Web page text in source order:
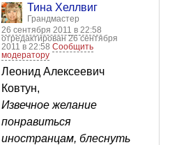
Тина Хеллвиг
Грандмастер
26 сентября 2011 в 22:58
отредактирован 26 сентября
2011 в 22:58 Сообщить
модератору
Леонид Алексеевич
Ковтун,
Извечное желание
понравиться
иностранцам, блеснуть